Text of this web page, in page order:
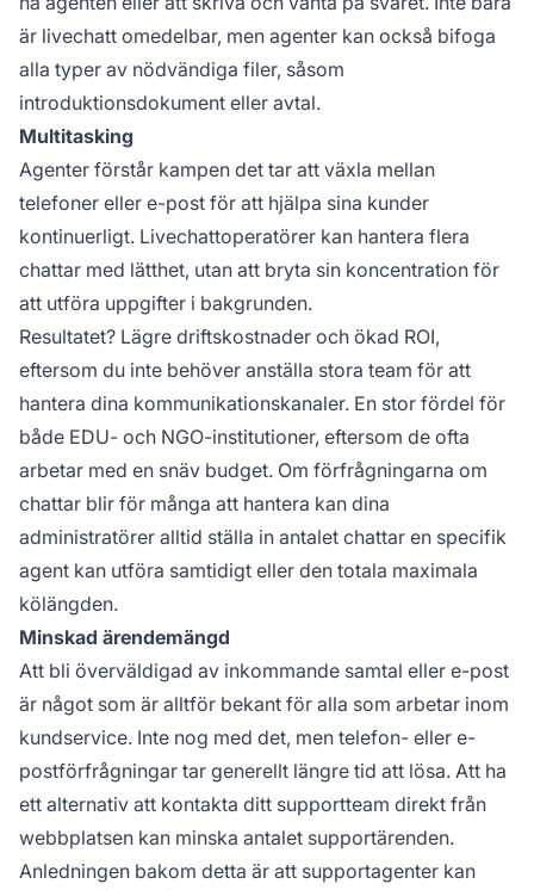
är livechatt omedelbar, men agenter kan också bifoga
alla typer av nödvändiga filer, såsom
introduktionsdokument eller avtal.
Multitasking
Agenter förstår kampen det tar att växla mellan
telefoner eller e-post för att hjälpa sina kunder
kontinuerligt. Livechattoperatörer kan hantera flera
chattar med lätthet, utan att bryta sin koncentration för
att utföra uppgifter i bakgrunden.
Resultatet? Lägre driftskostnader och ökad ROI,
eftersom du inte behöver anställa stora team för att
hantera dina kommunikationskanaler. En stor fördel för
både EDU- och NGO-institutioner, eftersom de ofta
arbetar med en snäv budget. Om förfrågningarna om
chattar blir för många att hantera kan dina
administratörer alltid ställa in antalet chattar en specifik
agent kan utföra samtidigt eller den totala maximala
kölängden.
Minskad ärendemängd
Att bli överväldigad av inkommande samtal eller e-post
är något som är alltför bekant för alla som arbetar inom
kundservice. Inte nog med det, men telefon- eller e-
postförfrågningar tar generellt längre tid att lösa. Att ha
ett alternativ att kontakta ditt supportteam direkt från
webbplatsen kan minska antalet supportärenden.
Anledningen bakom detta är att supportagenter kan